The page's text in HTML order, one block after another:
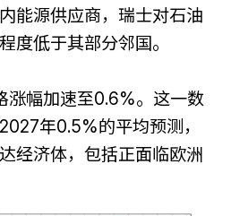
能源供应商，瑞士对石油
度低于其部分邻国。
涨幅加速至0.6%。这一数
年0.5%的平均预测，
经济体，包括正面临欧洲